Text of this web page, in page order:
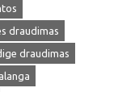
draudimas
draudimas